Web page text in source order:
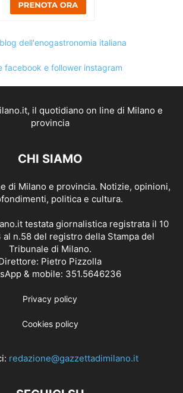
CHI SIAMO
di Milano e provincia. Notizie, opinioni,
politica e cultura.
testata giornalistica registrata il 10
al n.58 del registro della Stampa del
Tribunale di Milano.
Pietro Pizzolla
& mobile: 351.5646236
Privacy policy
Cookies policy
redazione@gazzettadimilano.it